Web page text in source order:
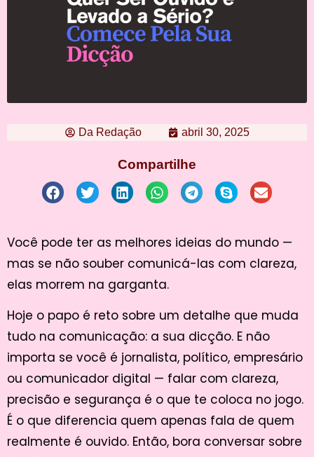
Da Redação abril 30, 2025
Compartilhe
Você pode ter as melhores ideias do mundo —
mas se não souber comunicá-las com clareza,
elas morrem na garganta.
Hoje o papo é reto sobre um detalhe que muda
tudo na comunicação: a sua dicção. E não
importa se você é jornalista, político, empresário
ou comunicador digital — falar com clareza,
precisão e segurança é o que te coloca no jogo.
É o que diferencia quem apenas fala de quem
realmente é ouvido. Então, bora conversar sobre